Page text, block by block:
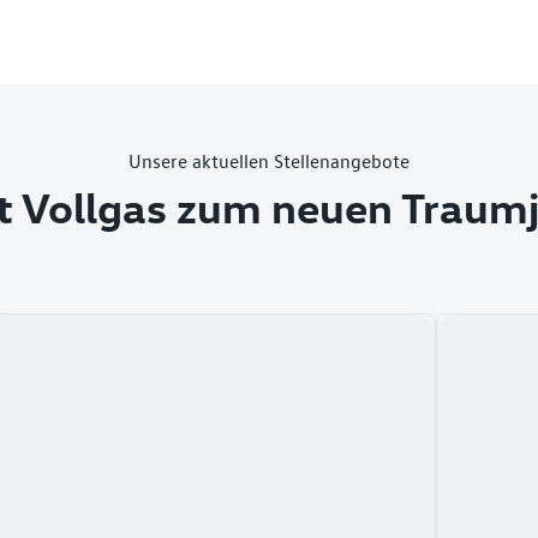
Unsere aktuellen Stellenangebote
Vollgas zum neuen